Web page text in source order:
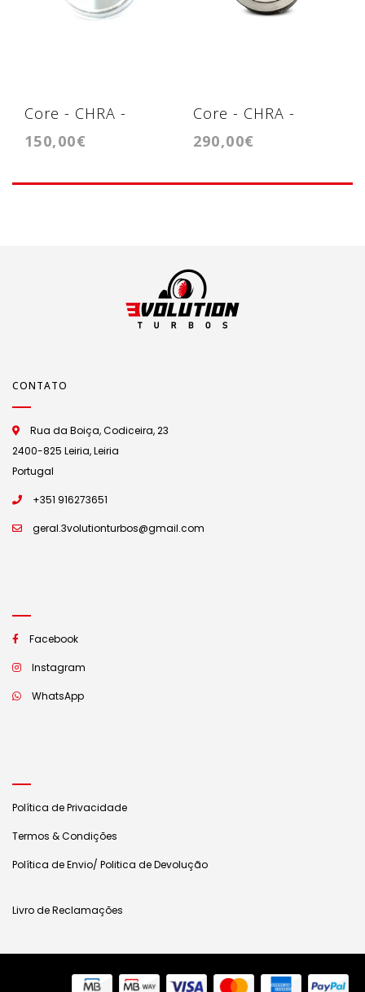
Core - CHRA -
Cartridge - CT16
150,00€
Core - CHRA -
Cartridge
290,00€
CONTATO
Rua da Boiça, Codiceira, 23
2400-825 Leiria, Leiria
Portugal
+351 916273651
geral.3volutionturbos@gmail.com
Facebook
Instagram
WhatsApp
Política de Privacidade
Termos & Condições
Política de Envio/ Politica de Devolução
Livro de Reclamações